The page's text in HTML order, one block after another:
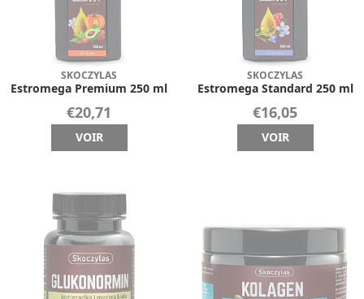
SKOCZYLAS
Estromega Premium 250 ml
€20,71
VOIR
SKOCZYLAS
Estromega Standard 250 ml
€16,05
VOIR